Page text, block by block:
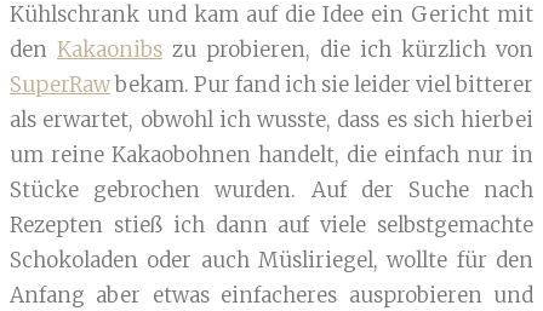
Kühlschrank und kam auf die Idee ein Gericht mit
den Kakaonibs zu probieren, die ich kürzlich von
SuperRawbekam. Pur fand ich sie leider viel bitterer
als erwartet, obwohl ich wusste, dass es sich hierbei
um reine Kakaobohnen handelt, die einfach nur in
Stücke gebrochen wurden. Auf der Suche nach
Rezepten stieß ich dann auf viele selbstgemachte
Schokoladen oder auch Müsliriegel, wollte für den
Anfang aber etwas einfacheres ausprobieren und